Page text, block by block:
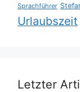
Sprachführer
Urlaubszeit
Letzter